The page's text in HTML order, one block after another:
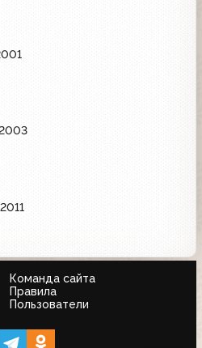
Команда сайта
Правила
Пользователи